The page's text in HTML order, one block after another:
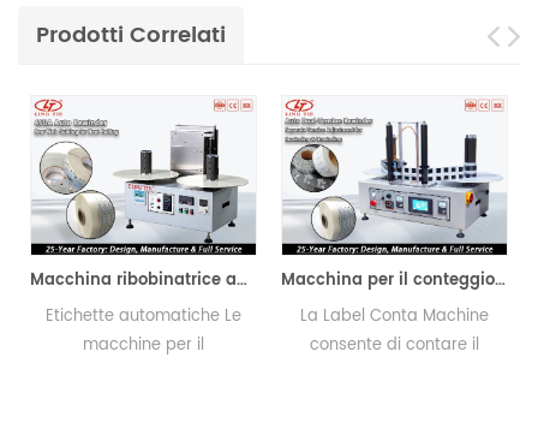
Prodotti Correlati
Macchina ribobinatrice automatica
Etichette automatiche Le
macchine per il
Macchina per il conteggio delle etichette
La Label Conta Machine
consente di contare il